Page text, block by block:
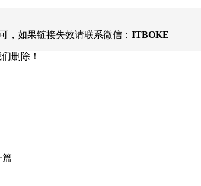
，如果链接失效请联系微信： ITBOKE
删除！
篇